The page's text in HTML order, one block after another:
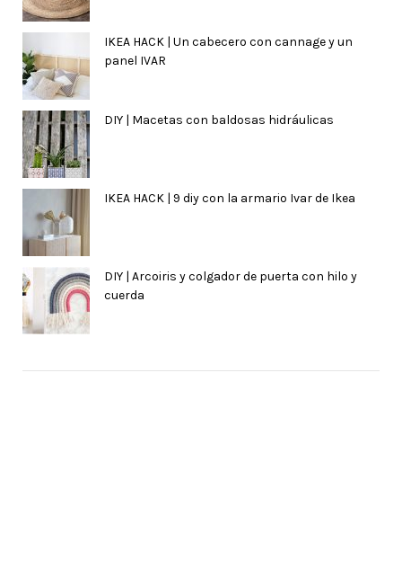
IKEA HACK | Un cabecero con cannage y un
panel IVAR
DIY | Macetas con baldosas hidráulicas
IKEA HACK | 9 diy con la armario Ivar de Ikea
DIY | Arcoiris y colgador de puerta con hilo y
cuerda